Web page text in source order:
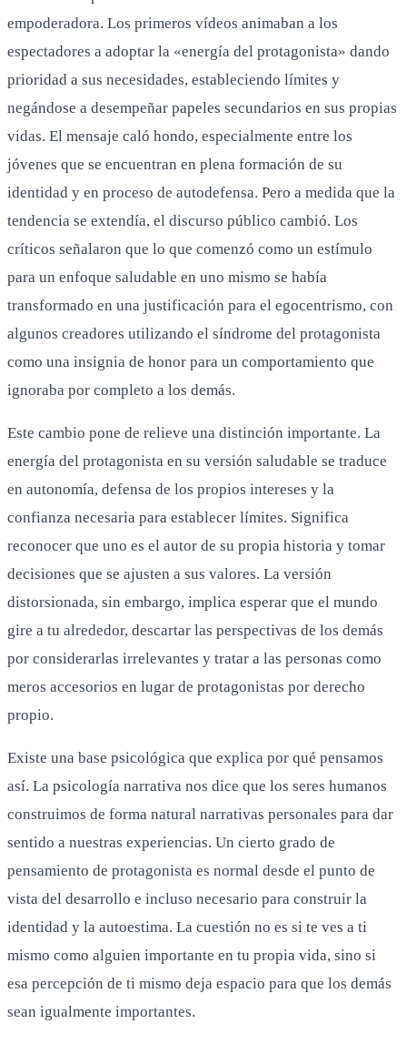
empoderadora. Los primeros vídeos animaban a los
espectadores a adoptar la «energía del protagonista» dando
prioridad a sus necesidades, estableciendo límites y
negándose a desempeñar papeles secundarios en sus propias
vidas. El mensaje caló hondo, especialmente entre los
jóvenes que se encuentran en plena formación de su
identidad y en proceso de autodefensa. Pero a medida que la
tendencia se extendía, el discurso público cambió. Los
críticos señalaron que lo que comenzó como un estímulo
para un enfoque saludable en uno mismo se había
transformado en una justificación para el egocentrismo, con
algunos creadores utilizando el síndrome del protagonista
como una insignia de honor para un comportamiento que
ignoraba por completo a los demás.
Este cambio pone de relieve una distinción importante. La
energía del protagonista en su versión saludable se traduce
en autonomía, defensa de los propios intereses y la
confianza necesaria para establecer límites. Significa
reconocer que uno es el autor de su propia historia y tomar
decisiones que se ajusten a sus valores. La versión
distorsionada, sin embargo, implica esperar que el mundo
gire a tu alrededor, descartar las perspectivas de los demás
por considerarlas irrelevantes y tratar a las personas como
meros accesorios en lugar de protagonistas por derecho
propio.
Existe una base psicológica que explica por qué pensamos
así. La psicología narrativa nos dice que los seres humanos
construimos de forma natural narrativas personales para dar
sentido a nuestras experiencias. Un cierto grado de
pensamiento de protagonista es normal desde el punto de
vista del desarrollo e incluso necesario para construir la
identidad y la autoestima. La cuestión no es si te ves a ti
mismo como alguien importante en tu propia vida, sino si
esa percepción de ti mismo deja espacio para que los demás
sean igualmente importantes.